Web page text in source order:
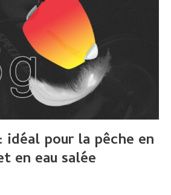
idéal pour la pêche en
en eau salée